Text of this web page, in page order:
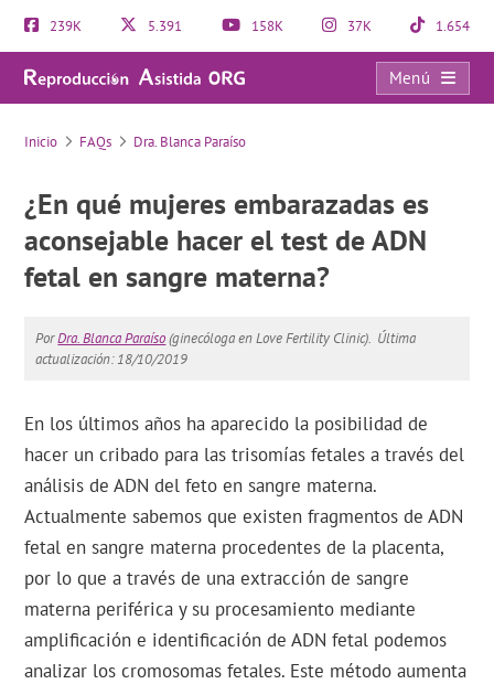
239K 5.391 158K 37K 1.654
Menú
FAQs
Inicio FAQs Dra. Blanca Paraíso
¿En qué mujeres embarazadas es
aconsejable hacer el test de ADN
fetal en sangre materna?
PorDra. Blanca Paraíso(ginecóloga en Love Fertility Clinic). Última
actualización: 18/10/2019
En los últimos años ha aparecido la posibilidad de
hacer un cribado para las trisomías fetales a través del
análisis de ADN del feto en sangre materna.
Actualmente sabemos que existen fragmentos de ADN
fetal en sangre materna procedentes de la placenta,
por lo que a través de una extracción de sangre
materna periférica y su procesamiento mediante
amplificación e identificación de ADN fetal podemos
analizar los cromosomas fetales. Este método aumenta